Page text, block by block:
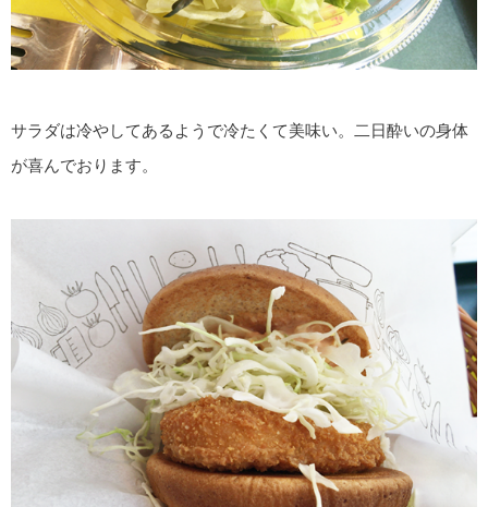
サラダは冷やしてあるようで冷たくて美味い。二日酔いの身体
が喜んでおります。